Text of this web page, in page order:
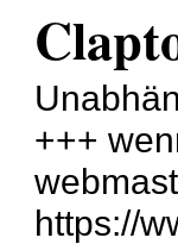
+++
https://